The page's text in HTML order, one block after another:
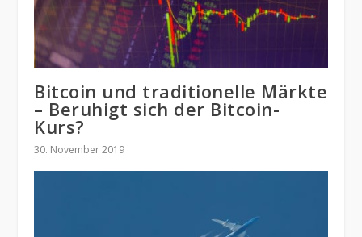
Bitcoin und traditionelle Märkte
– Beruhigt sich der Bitcoin-
Kurs?
30. November 2019